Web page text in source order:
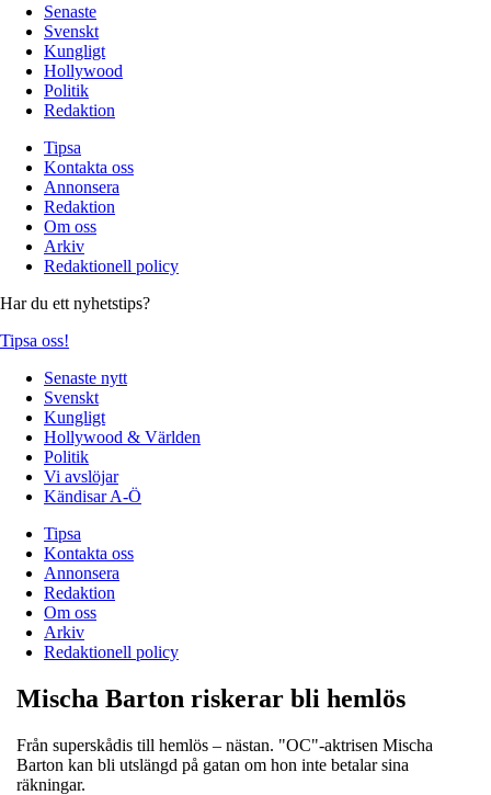
Senaste
Svenskt
Kungligt
Hollywood
Politik
Redaktion
Tipsa
Kontakta oss
Annonsera
Redaktion
Om oss
Arkiv
Redaktionell policy
Har du ett nyhetstips?
Tipsa oss!
Senaste nytt
Svenskt
Kungligt
Hollywood & Världen
Politik
Vi avslöjar
Kändisar A-Ö
Tipsa
Kontakta oss
Annonsera
Redaktion
Om oss
Arkiv
Redaktionell policy
Mischa Barton riskerar bli hemlös
Från superskådis till hemlös – nästan. "OC"-aktrisen Mischa
Barton kan bli utslängd på gatan om hon inte betalar sina
räkningar.